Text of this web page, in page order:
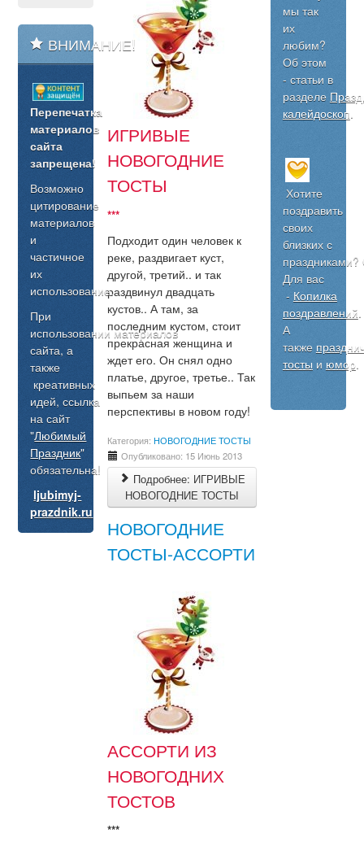
ИГРИВЫЕ
НОВОГОДНИЕ
ТОСТЫ
***
Подходит один человек к
реке, раздвигает куст,
другой, третий.. и так
раздвинул двадцать
кустов.. А там, за
последним кустом, стоит
прекрасная женщина и
ждет его. Он снял одно
платье, другое, третье.. Так
выпьем за наши
перспективы в новом году!
Категория: НОВОГОДНИЕ ТОСТЫ
Опубликовано: 15 Июнь 2013
Подробнее: ИГРИВЫЕ
НОВОГОДНИЕ ТОСТЫ
НОВОГОДНИЕ
ТОСТЫ-АССОРТИ
АССОРТИ ИЗ
НОВОГОДНИХ
ТОСТОВ
***
ВНИМАНИЕ!
Перепечатка
материалов
сайта
запрещена!
Возможно
цитирование
материалов
и
частичное
их
использование.
При
использовании материалов
сайта, а
также
креативных
идей, ссылка
на сайт
"Любимый
Праздник"
обязательна!
ljubimyj-
prazdnik.ru
мы так
их
любим?
Об этом
- статьи в
разделе
калейдоскоп.
Хотите
поздравить
своих
близких с
праздниками?
Для вас
- Копилка
поздравлений.
А
также
тосты и юмор.